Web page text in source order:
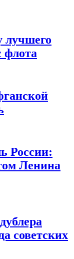
лучшего
флота
России:
Ленина
советских